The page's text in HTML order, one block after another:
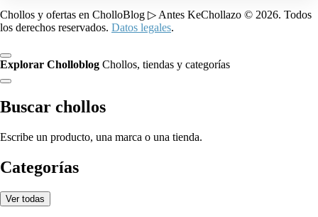
Chollos y ofertas en CholloBlog ▷ Antes KeChollazo © 2026. Todos
los derechos reservados. Datos legales.
Explorar Cholloblog Chollos, tiendas y categorías
Buscar chollos
Escribe un producto, una marca o una tienda.
Categorías
Ver todas